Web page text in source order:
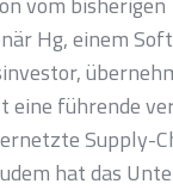
Hg, einem
eine führende
Supply-
hat das